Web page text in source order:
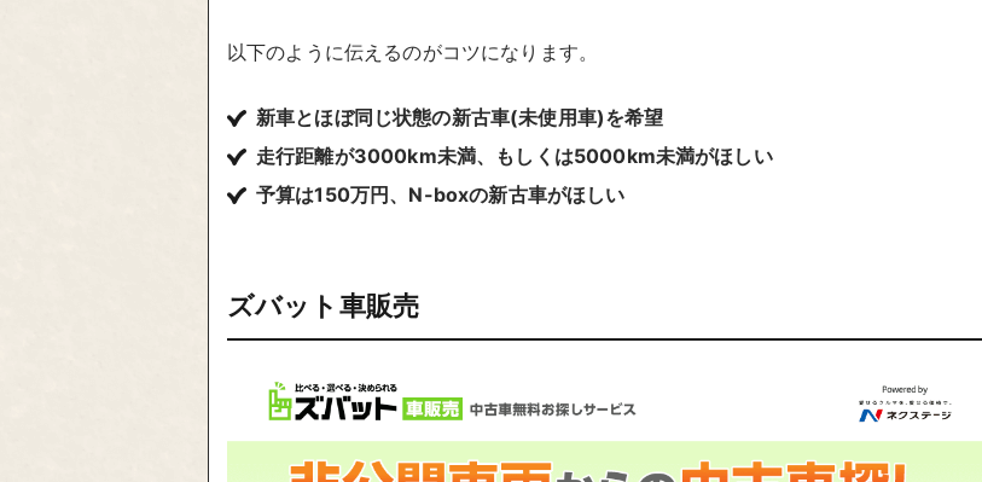
以下のように伝えるのがコツになります。
新車とほぼ同じ状態の新古車(未使用車)を希望
走行距離が3000km未満、もしくは5000km未満がほしい
予算は150万円、N-boxの新古車がほしい
ズバット車販売